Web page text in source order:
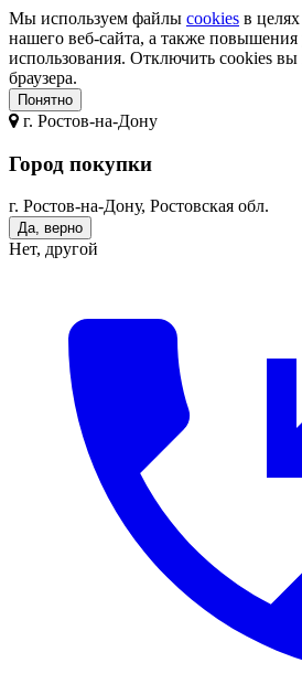
Мы используем файлы cookies в
нашего веб-сайта, а также повышения
использования. Отключить cookies
браузера.
Понятно
г. Ростов-на-Дону
Город покупки
г. Ростов-на-Дону, Ростовская обл.
Да, верно
Нет, другой